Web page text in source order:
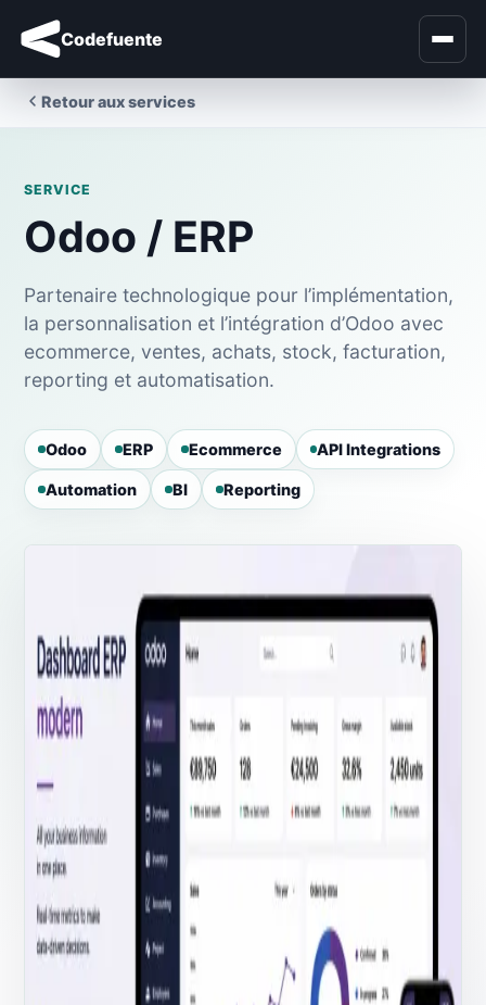
Codefuente
Retour aux services
SERVICE
Odoo / ERP
Partenaire technologique pour l’implémentation,
la personnalisation et l’intégration d’Odoo avec
ecommerce, ventes, achats, stock, facturation,
reporting et automatisation.
Odoo ERP Ecommerce API Integrations
Automation BI Reporting